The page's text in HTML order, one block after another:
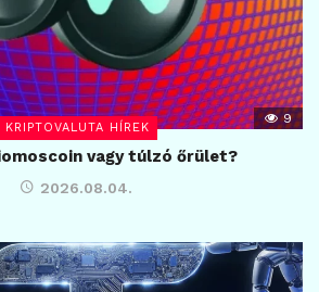
KRIPTOVALUTA HÍREK
9
vagy túlzó őrület?
2026.08.04.